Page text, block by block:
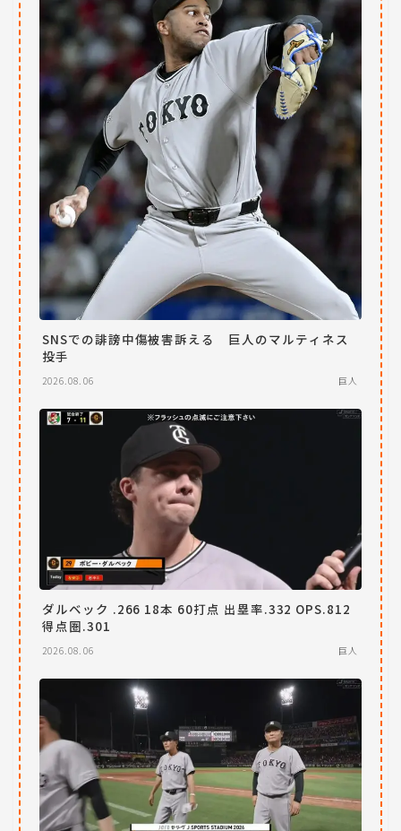
SNSでの誹謗中傷被害訴える 巨人のマルティネス
投手
2026.08.06 巨人
ダルベック .266 18本 60打点 出塁率.332 OPS.812
得点圏.301
2026.08.06 巨人